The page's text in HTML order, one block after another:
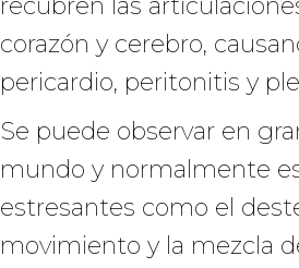
recubren las
corazón y cerebro,
pericardio, peritonitis y
Se puede observar en
mundo y normalmente
estresantes como el
movimiento y la mezcla